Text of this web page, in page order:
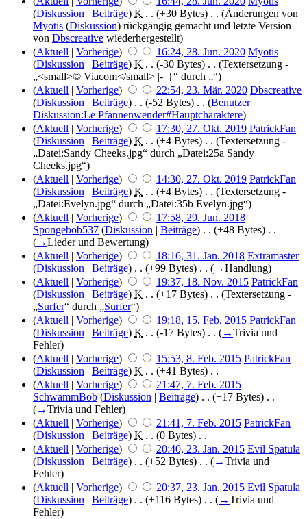
(Diskussion | Beiträge) K . . (+30 Bytes) ‎ . . (Änderungen von
Myotis (Diskussion) rückgängig gemacht und letzte Version
von Dbscreative wiederhergestellt)
(Aktuell | Vorherige) 16:24, 28. Jun. 2020 Myotis
(Diskussion | Beiträge) K . . (-30 Bytes) ‎ . . (Textersetzung -
„<small>© Viacom</small> |- |}“ durch „“)
(Aktuell | Vorherige) 22:54, 23. Mär. 2020 Dbscreative
(Diskussion | Beiträge) ‎ . . (-52 Bytes) ‎ . . (Benutzer
Diskussion:Le Pfannenwender#Hauptcharaktere)
(Aktuell | Vorherige) 17:30, 27. Okt. 2019 PatrickFan
(Diskussion | Beiträge) K . . (+4 Bytes) ‎ . . (Textersetzung -
„Datei:Sandy Cheeks.jpg“ durch „Datei:25a Sandy
Cheeks.jpg“)
(Aktuell | Vorherige) 14:30, 27. Okt. 2019 PatrickFan
(Diskussion | Beiträge) K . . (+4 Bytes) ‎ . . (Textersetzung -
„Datei:Evelyn.jpg“ durch „Datei:35b Evelyn.jpg“)
(Aktuell | Vorherige)
17:58, 29. Jun. 2018
Spongebob537 (Diskussion | Beiträge) ‎ . . (+48 Bytes) ‎ . .
(→Lieder und Bewertung)
(Aktuell | Vorherige) 18:16, 31. Jan. 2018 Extramaster
(Diskussion | Beiträge) ‎ . . (+99 Bytes) ‎ . . (→Handlung)
(Aktuell | Vorherige) 19:37, 18. Nov. 2015 PatrickFan
(Diskussion | Beiträge) K . . (+17 Bytes) ‎ . . (Textersetzung -
„Surfer“ durch „Surfer“)
(Aktuell | Vorherige) 19:18, 15. Feb. 2015 PatrickFan
(Diskussion | Beiträge) K . . (-17 Bytes) ‎ . . (→Trivia und
Fehler)
(Aktuell | Vorherige) 15:53, 8. Feb. 2015 PatrickFan
(Diskussion | Beiträge) K . . (+41 Bytes) ‎ . .
(Aktuell | Vorherige)
21:47, 7. Feb. 2015
SchwammBob (Diskussion | Beiträge) ‎ . . (+17 Bytes) ‎ . .
(→Trivia und Fehler)
(Aktuell | Vorherige) 21:41, 7. Feb. 2015 PatrickFan
(Diskussion | Beiträge) K . . (0 Bytes) ‎ . .
(Aktuell | Vorherige) 20:40, 23. Jan. 2015 Evil Spatula
(Diskussion | Beiträge) ‎ . . (+52 Bytes) ‎ . . (→Trivia und
Fehler)
(Aktuell | Vorherige) 20:37, 23. Jan. 2015 Evil Spatula
(Diskussion | Beiträge) ‎ . . (+116 Bytes) ‎ . . (→Trivia und
Fehler)